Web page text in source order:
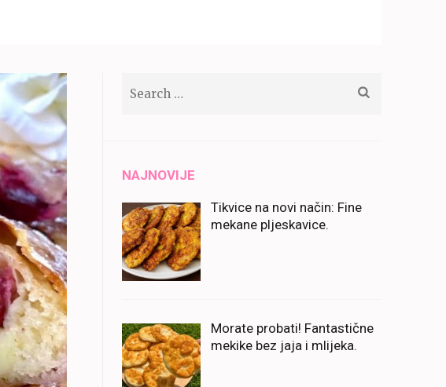
NAJNOVIJE
Tikvice na novi način: Fine
mekane pljeskavice.
Morate probati! Fantastične
mekike bez jaja i mlijeka.